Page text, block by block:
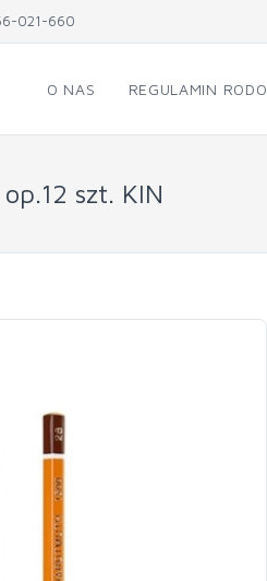
021-660
O NAS REGULAMIN RODO
szt. KIN